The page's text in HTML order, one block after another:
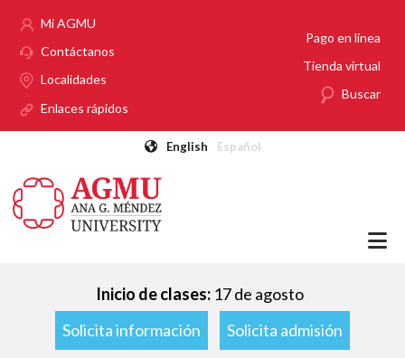
Mi AGMU
Contáctanos
Localidades
Enlaces rápidos
Pago en línea
Tienda virtual
Buscar
English Español
Inicio de clases: 17 de agosto
Solicita información
Solicita admisión